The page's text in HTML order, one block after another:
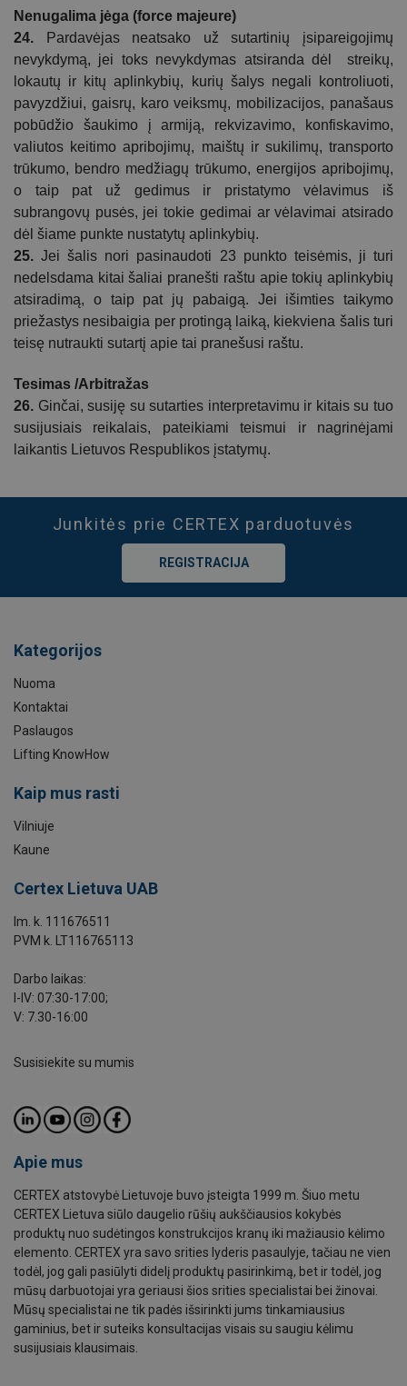
Nenugalima jėga (force majeure)
24. Pardavėjas neatsako už sutartinių įsipareigojimų
nevykdymą, jei toks nevykdymas atsiranda dėl streikų,
lokautų ir kitų aplinkybių, kurių šalys negali kontroliuoti,
pavyzdžiui, gaisrų, karo veiksmų, mobilizacijos, panašaus
pobūdžio šaukimo į armiją, rekvizavimo, konfiskavimo,
valiutos keitimo apribojimų, maištų ir sukilimų, transporto
trūkumo, bendro medžiagų trūkumo, energijos apribojimų,
o taip pat už gedimus ir pristatymo vėlavimus iš
subrangovų pusės, jei tokie gedimai ar vėlavimai atsirado
dėl šiame punkte nustatytų aplinkybių.
25. Jei šalis nori pasinaudoti 23 punkto teisėmis, ji turi
nedelsdama kitai šaliai pranešti raštu apie tokių aplinkybių
atsiradimą, o taip pat jų pabaigą. Jei išimties taikymo
priežastys nesibaigia per protingą laiką, kiekviena šalis turi
teisę nutraukti sutartį apie tai pranešusi raštu.
Tesimas /Arbitražas
26. Ginčai, susiję susutarties interpretavimu ir kitais su tuo
susijusiais reikalais, pateikiami teismui ir nagrinėjami
laikantis Lietuvos Respublikos įstatymų.
Junkitės prie CERTEX parduotuvės
REGISTRACIJA
Kategorijos
Nuoma
Kontaktai
Paslaugos
Lifting KnowHow
Kaip mus rasti
Vilniuje
Kaune
Certex Lietuva UAB
Im. k. 111676511
PVM k. LT116765113
Darbo laikas:
I-IV: 07:30-17:00;
V: 7.30-16:00
Susisiekite su mumis
Apie mus
CERTEX atstovybė Lietuvoje buvo įsteigta 1999 m. Šiuo metu
CERTEX Lietuva siūlo daugelio rūšių aukščiausios kokybės
produktų nuo sudėtingos konstrukcijos kranų iki mažiausio kėlimo
elemento. CERTEX yra savo srities lyderis pasaulyje, tačiau ne vien
todėl, jog gali pasiūlyti didelį produktų pasirinkimą, bet ir todėl, jog
mūsų darbuotojai yra geriausi šios srities specialistai bei žinovai.
Mūsų specialistai ne tik padės išsirinkti jums tinkamiausius
gaminius, bet ir suteiks konsultacijas visais su saugiu kėlimu
susijusiais klausimais.